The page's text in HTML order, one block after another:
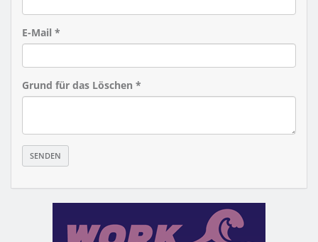
E-Mail *
Grund für das Löschen *